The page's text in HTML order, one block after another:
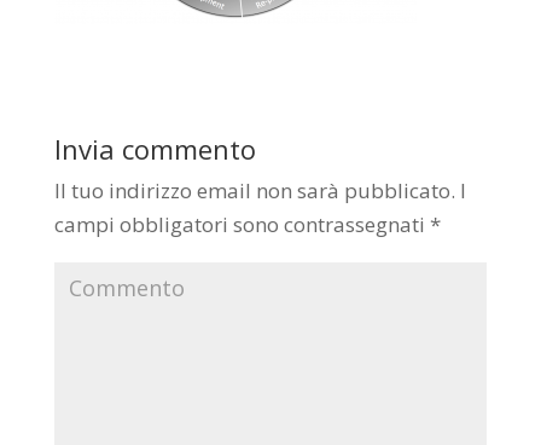
Invia commento
Il tuo indirizzo email non sarà pubblicato. I
campi obbligatori sono contrassegnati *